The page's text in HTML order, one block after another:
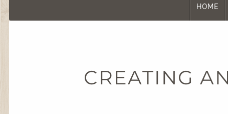
HOME
CREATING